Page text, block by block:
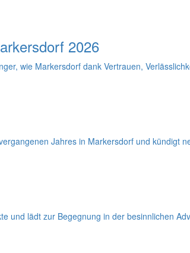
2026
wie Markersdorf dank Vertrauen,
Jahres in Markersdorf und kündigt
und lädt zur Begegnung in der besinnlichen